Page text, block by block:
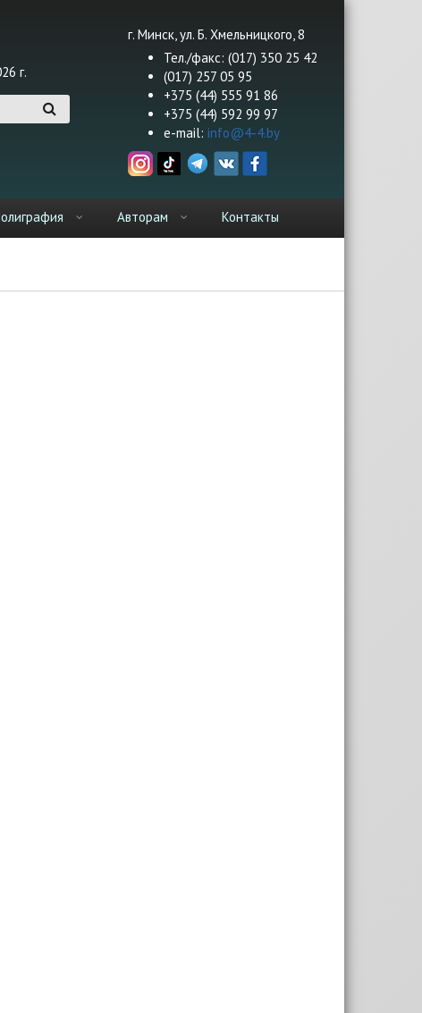
г.
г. Минск, ул. Б. Хмельницкого, 8
Тел./факс: (017) 350 25 42
(017) 257 05 95
+375 (44) 555 91 86
+375 (44) 592 99 97
e-mail: info@4-4.by
Авторам Контакты